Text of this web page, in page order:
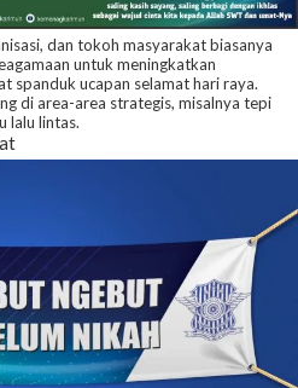
dan tokoh masyarakat biasanya
untuk meningkatkan
spanduk ucapan selamat hari raya.
di area-area strategis, misalnya tepi
lalu lintas.